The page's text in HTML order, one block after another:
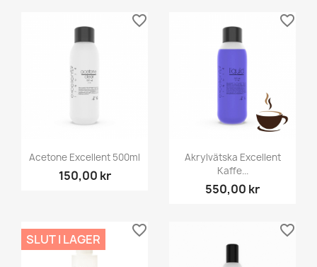
Acetone Excellent 500ml
150,00 kr
favorite_border
Akrylvätska Excellent
Kaffe...
550,00 kr
favorite_border
SLUT I LAGER
favorite_border favorite_border